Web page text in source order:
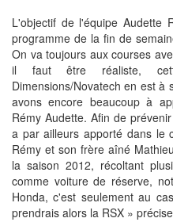
L'objectif de l'équipe Audette
programme de la fin de
On va toujours aux courses
il faut être réaliste,
Dimensions/Novatech en est
avons encore beaucoup à
Rémy Audette. Afin de
a par ailleurs apporté dans le
Rémy et son frère aîné
la saison 2012, récoltant
comme voiture de réserve,
Honda, c'est seulement au
prendrais alors la RSX »